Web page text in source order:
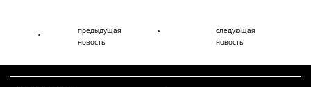
предыдущая
новость
следующая
новость